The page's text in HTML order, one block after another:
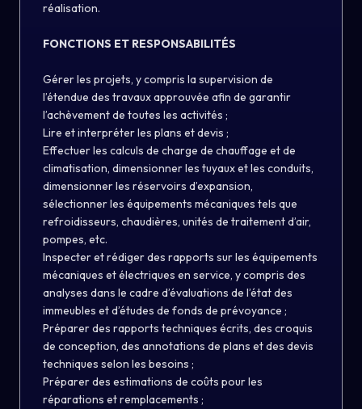
réalisation.
FONCTIONS ET RESPONSABILITÉS
Gérer les projets, y compris la supervision de
l’étendue des travaux approuvée afin de garantir
l’achèvement de toutes les activités ;
Lire et interpréter les plans et devis ;
Effectuer les calculs de charge de chauffage et de
climatisation, dimensionner les tuyaux et les conduits,
dimensionner les réservoirs d’expansion,
sélectionner les équipements mécaniques tels que
refroidisseurs, chaudières, unités de traitement d’air,
pompes, etc.
Inspecter et rédiger des rapports sur les équipements
mécaniques et électriques en service, y compris des
analyses dans le cadre d’évaluations de l’état des
immeubles et d’études de fonds de prévoyance ;
Préparer des rapports techniques écrits, des croquis
de conception, des annotations de plans et des devis
techniques selon les besoins ;
Préparer des estimations de coûts pour les
réparations et remplacements ;